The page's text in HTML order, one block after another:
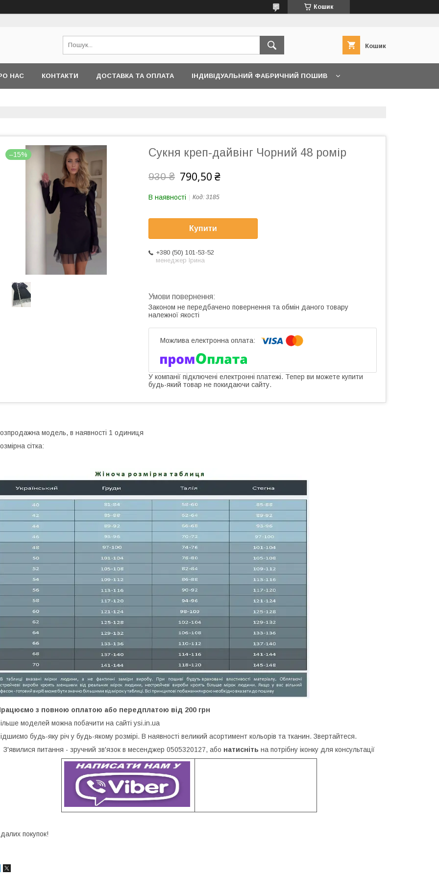
Кошик
Кошик
НАС КОНТАКТИ ДОСТАВКА ТА ОПЛАТА ІНДИВІДУАЛЬНИЙ ФАБРИЧНИЙ ПОШИВ
–15% Сукня креп-дайвінг Чорний 48 ромір
930 ₴ 790,50 ₴
В наявності Код: 3185
Купити
+380 (50) 101-53-52
менеджер Ірина
Законом не передбачено повернення та обмін даного товару
належної якості
У компанії підключені електронні платежі. Тепер ви можете купити
будь-який товар не покидаючи сайту.
модель, в наявності 1 одиниця
сітка:
з повною оплатою або передплатою від 200 грн
моделей можна побачити на сайті ysi.in.ua
будь-яку річ у будь-якому розмірі. В наявності великий асортимент кольорів та тканин. Звертайтеся.
З'явилися питання - зручний зв'язок в месенджер 0505320127, або натисніть на потрібну іконку для консультації
покупок!